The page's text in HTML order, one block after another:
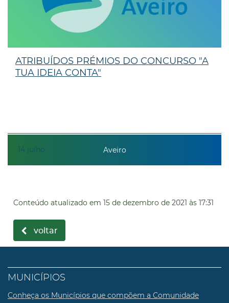
14 julho
ATRIBUÍDOS PRÉMIOS DO CONCURSO "A
TUA IDEIA CONTA"
Aveiro
Conteúdo atualizado em 15 de dezembro de 2021 às 17:31
voltar
MUNICÍPIOS
Conheça os Municípios que compõem a Comunidade